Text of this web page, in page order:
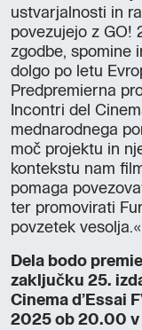
ustvarjalnosti in
povezujejo z GO!
zgodbe, spomine
dolgo po letu
Predpremierna
Incontri del
mednarodnega
moč projektu in
kontekstu nam
pomaga
ter promovirati
povzetek vesolja.«
Dela bodo
zaključku 25.
Cinema d’Essai
2025 ob 20.00 v